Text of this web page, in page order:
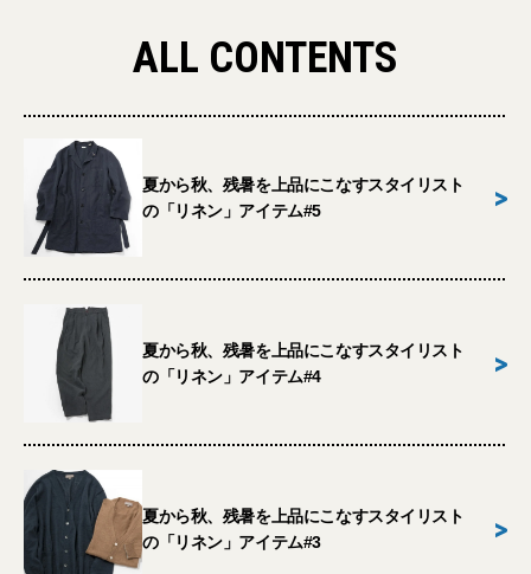
ALL CONTENTS
夏から秋、残暑を上品にこなすスタイリスト
の「リネン」アイテム#5
>
夏から秋、残暑を上品にこなすスタイリスト
の「リネン」アイテム#4
>
夏から秋、残暑を上品にこなすスタイリスト
の「リネン」アイテム#3
>